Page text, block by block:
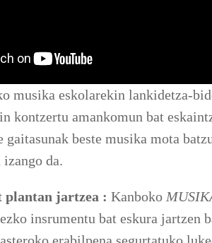
musika eskolarekin lankidetza-
kontzertu amankomun bat
gaitasunak beste musika mota
izango da.
plantan jartzea : Kanboko
insrumentu bat eskura jartzen